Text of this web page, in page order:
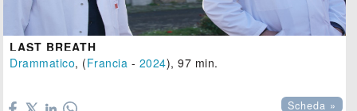
LAST BREATH
Drammatico, (Francia - 2024), 97 min.
Scheda »